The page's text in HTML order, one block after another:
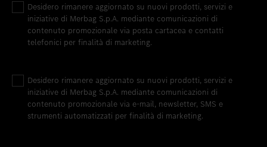
Desidero rimanere aggiornato su nuovi prodotti, servizi e
iniziative di Merbag S.p.A. mediante comunicazioni di
contenuto promozionale via posta cartacea e contatti
telefonici per finalità di marketing.
Desidero rimanere aggiornato su nuovi prodotti, servizi e
iniziative di Merbag S.p.A. mediante comunicazioni di
contenuto promozionale via e-mail, newsletter, SMS e
strumenti automatizzati per finalità di marketing.